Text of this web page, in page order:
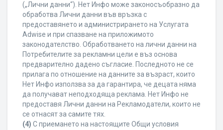
(„Лични данни“). Нет Инфо може законосъобразно да
обработва Лични данни във връзка с
предоставянето и администрирането на Услугата
Adwise и при спазване на приложимото
законодателство. Обработването на лични данни на
Потребителите за рекламни цели е въз основа
предварително дадено съгласие. Последното не се
прилага по отношение на данните за възраст, които
Нет Инфо използва за да гарантира, че децата няма
да получават неподходяща реклама. Нет Инфо не
предоставя Лични данни на Рекламодатели, които не
се отнасят за самите тях.
(4) С приемането на настоящите Общи условия